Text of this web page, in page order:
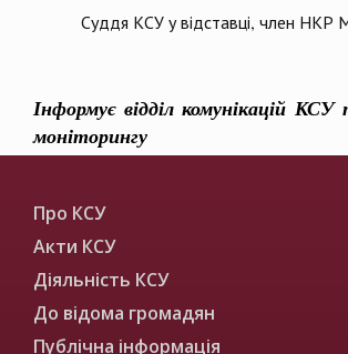
Суддя КСУ у відставці, член НКР
Інформує відділ комунікацій КСУ
моніторингу
Про КСУ
Акти КСУ
Діяльність КСУ
До відома громадян
Публічна інформація